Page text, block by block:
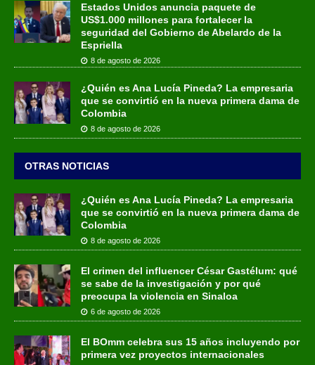
Estados Unidos anuncia paquete de
US$1.000 millones para fortalecer la
seguridad del Gobierno de Abelardo de la
Espriella
8 de agosto de 2026
¿Quién es Ana Lucía Pineda? La empresaria
que se convirtió en la nueva primera dama de
Colombia
8 de agosto de 2026
OTRAS NOTICIAS
¿Quién es Ana Lucía Pineda? La empresaria
que se convirtió en la nueva primera dama de
Colombia
8 de agosto de 2026
El crimen del influencer César Gastélum: qué
se sabe de la investigación y por qué
preocupa la violencia en Sinaloa
6 de agosto de 2026
El BOmm celebra sus 15 años incluyendo por
primera vez proyectos internacionales